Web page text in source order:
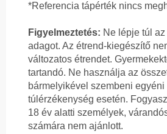
*Referencia tápérték nincs
Figyelmeztetés: Ne lépje túl
adagot. Az étrend-kiegészítő
változatos étrendet.
tartandó. Ne használja az
bármelyikével szembeni
túlérzékenység esetén.
18 év alatti személyek,
számára nem ajánlott.